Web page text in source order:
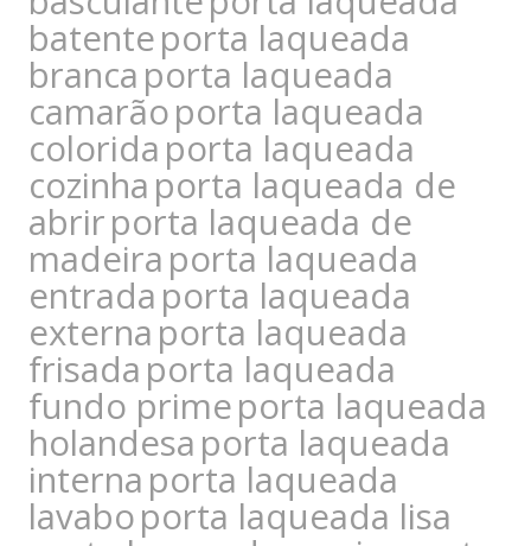
batenteporta laqueada
branca porta laqueada
camarãoporta laqueada
colorida porta laqueada
cozinha porta laqueada de
abrirporta laqueada de
madeira porta laqueada
entrada porta laqueada
externa porta laqueada
frisada porta laqueada
fundo primeporta laqueada
holandesa porta laqueada
interna porta laqueada
lavaboporta laqueada lisa